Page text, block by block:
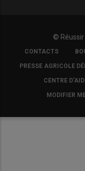
© Réussir
FOOTER
COPYRIGHT
CONTACTS
PRESSE AGRICOLE
CENTRE
MODIFIER